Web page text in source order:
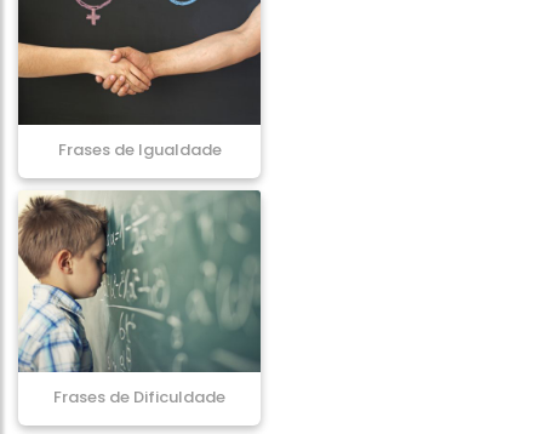
Frases de Igualdade
Frases de Dificuldade